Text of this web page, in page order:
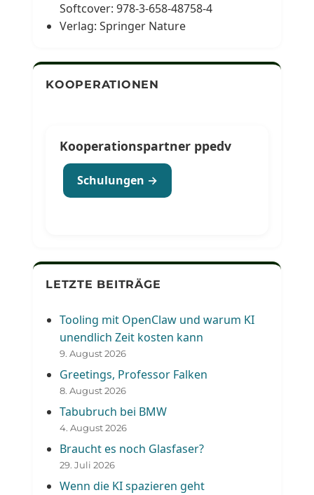
Softcover: 978-3-658-48758-4
Verlag: Springer Nature
KOOPERATIONEN
Kooperationspartner ppedv
Schulungen →
LETZTE BEITRÄGE
Tooling mit OpenClaw und warum KI
unendlich Zeit kosten kann
9. August 2026
Greetings, Professor Falken
8. August 2026
Tabubruch bei BMW
4. August 2026
Braucht es noch Glasfaser?
29. Juli 2026
Wenn die KI spazieren geht